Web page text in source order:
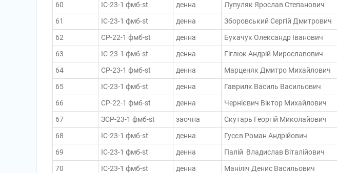
60
ІС-23-1 фмб-st денна Лупуляк Ярослав Степанович
61
ІС-23-1 фмб-st денна Зборовський Сергій Дмитрович
62
СР-22-1 фмб-st денна Букачук Олександр Іванович
63
ІС-23-1 фмб-st денна Гіглюк Андрій Мирославович
64
СР-23-1 фмб-st денна Марценяк Дмитро Михайлович
65
ІС-23-1 фмб-st денна Гаврилк Василь Васильович
66
СР-22-1 фмб-st денна Чернієвич Віктор Михайлович
67
ЗСР-23-1 фмб-st заочна Скутарь Георгій Миколайович
68
ІС-23-1 фмб-st денна Гусєв Роман Андрійович
69
ІС-23-1 фмб-st денна Палій Владислав Віталійович
70
ІС-23-1 фмб-st денна Маніліч Денис Васильович